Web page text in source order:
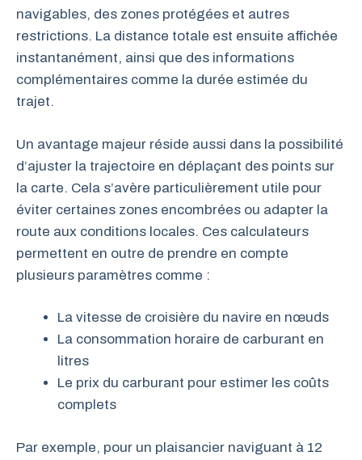
navigables, des zones protégées et autres
restrictions. La distance totale est ensuite affichée
instantanément, ainsi que des informations
complémentaires comme la durée estimée du
trajet.
Un avantage majeur réside aussi dans la possibilité
d’ajuster la trajectoire en déplaçant des points sur
la carte. Cela s’avère particulièrement utile pour
éviter certaines zones encombrées ou adapter la
route aux conditions locales. Ces calculateurs
permettent en outre de prendre en compte
plusieurs paramètres comme :
La vitesse de croisière du navire en nœuds
La consommation horaire de carburant en
litres
Le prix du carburant pour estimer les coûts
complets
Par exemple, pour un plaisancier naviguant à 12